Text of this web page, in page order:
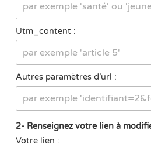
Utm_content :
Autres paramètres d’url :
2- Renseignez votre lien à
Votre lien :